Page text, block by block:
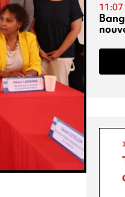
11:07